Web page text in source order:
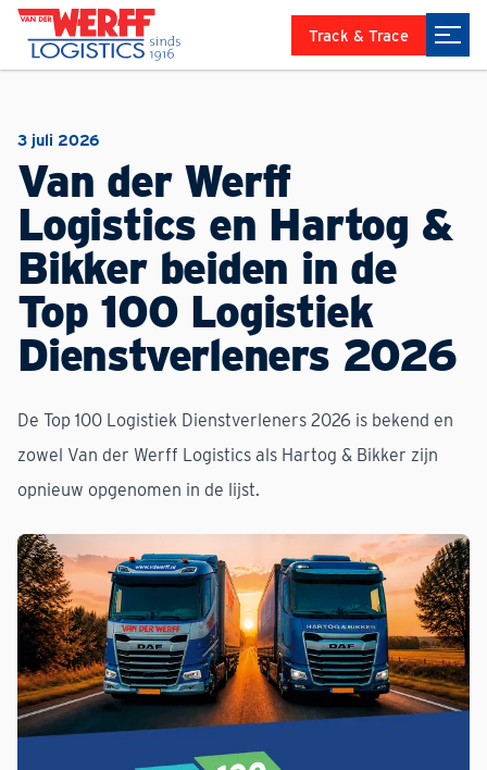
Track & Trace
3 juli 2026
Van der Werff
Logistics en Hartog &
Bikker beiden in de
Top 100 Logistiek
Dienstverleners 2026
De Top 100 Logistiek Dienstverleners 2026 is bekend en
zowel Van der Werff Logistics als Hartog & Bikker zijn
opnieuw opgenomen in de lijst.